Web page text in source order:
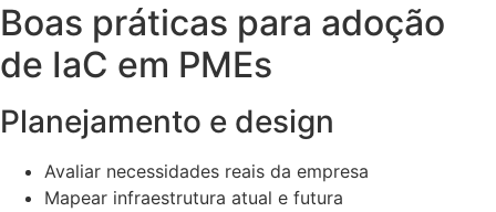
Boas práticas para adoção
de IaC em PMEs
Planejamento e design
Avaliar necessidades reais da empresa
Mapear infraestrutura atual e futura